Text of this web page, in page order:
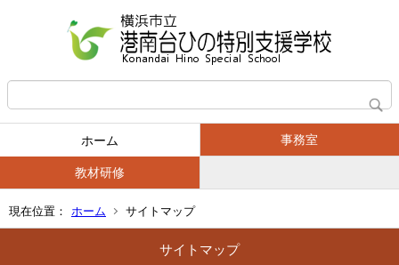
ホーム 事務室
教材研修
現在位置： ホーム サイトマップ
サイトマップ